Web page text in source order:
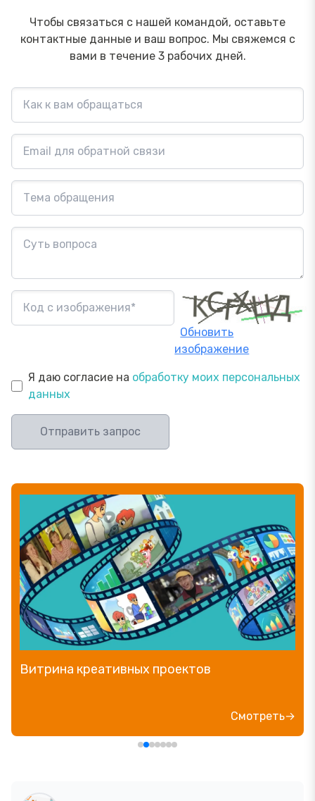
Чтобы связаться с нашей командой, оставьте
контактные данные и ваш вопрос. Мы свяжемся с
вами в течение 3 рабочих дней.
Обновить
изображение
Я даю согласие на обработку моих персональных
данных
Отправить запрос
Витрина креативных проектов
Смотреть→